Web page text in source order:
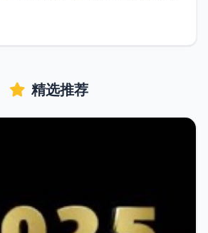
分享一下。小z以豆丁网为列，其它应
下载的文档链接为：
精选推荐